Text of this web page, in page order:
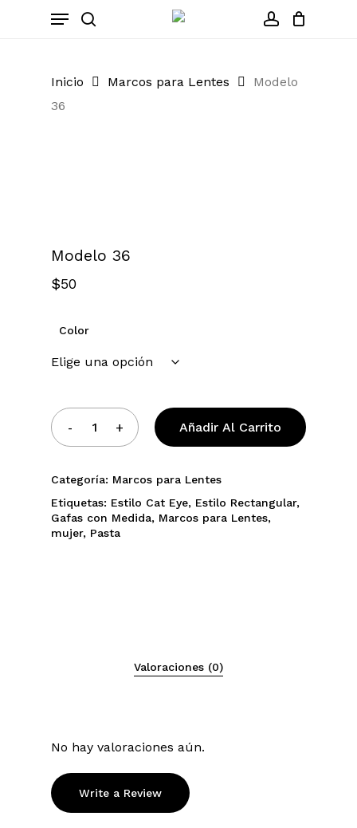
Menu
Inicio Marcos para Lentes
Modelo
36
Modelo 36
$50
Color
Añadir Al Carrito
Categoría: Marcos para Lentes
Etiquetas: Estilo Cat Eye, Estilo Rectangular,
Gafas con Medida, Marcos para Lentes,
mujer, Pasta
Valoraciones (0)
No hay valoraciones aún.
Write a Review